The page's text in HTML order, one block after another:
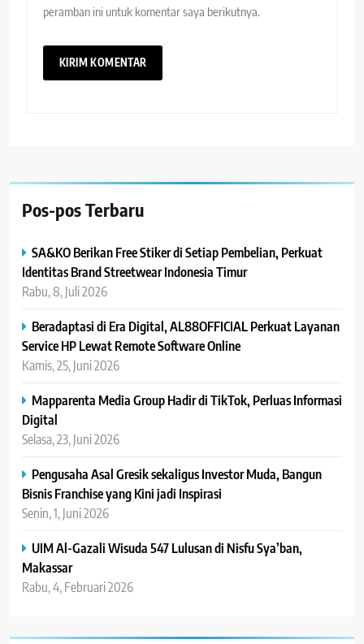
peramban ini untuk komentar saya berikutnya.
Pos-pos Terbaru
SA&KO Berikan Free Stiker di Setiap Pembelian, Perkuat
Identitas Brand Streetwear Indonesia Timur
Rabu, 8, Juli 2026
Beradaptasi di Era Digital, AL88OFFICIAL Perkuat Layanan
Service HP Lewat Remote Software Online
Kamis, 25, Juni 2026
Mapparenta Media Group Hadir di TikTok, Perluas Informasi
Digital
Selasa, 23, Juni 2026
Pengusaha Asal Gresik sekaligus Investor Muda, Bangun
Bisnis Franchise yang Kini jadi Inspirasi
Senin, 1, Juni 2026
UIM Al-Gazali Wisuda 547 Lulusan di Nisfu Sya’ban,
Makassar
Rabu, 4, Februari 2026